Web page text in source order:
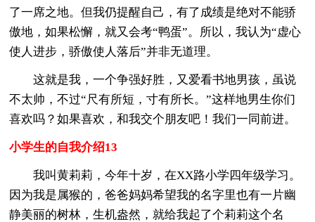
了一席之地。但我仍提醒自己，有了成绩是绝对不能骄
傲地，如果松懈，就又会考“鸭蛋”。所以，我认为“虚心
使人进步，骄傲使人落后”并非无道理。
这就是我，一个争强好胜，又爱看书地男孩，虽说
不太帅，不过“尺有所短，寸有所长。”这样地男生你们
喜欢吗？如果喜欢，和我交个朋友吧！我们一同前进。
小学生的自我介绍13
我叫黄莉莉，今年十岁，在XX路小学四年级学习。
因为我是属猴的，爸爸妈妈希望我的名字里也有一片幽
静美丽的树林，生机盎然，就给我起了个莉莉这个名